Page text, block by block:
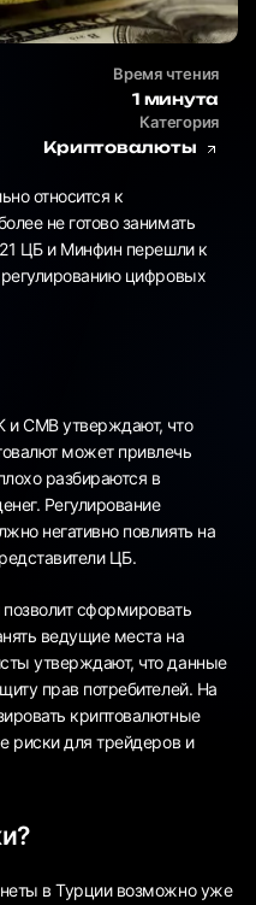
Время чтения
1 минута
Категория
Криптовалюты
относится к
не готово занимать
ЦБ и Минфин перешли к
цифровых
и CMB утверждают, что
может привлечь
разбираются в
Регулирование
негативно повлиять на
ЦБ.
сформировать
ведущие места на
утверждают, что данные
прав потребителей. На
криптовалютные
риски для трейдеров и
в Турции возможно уже